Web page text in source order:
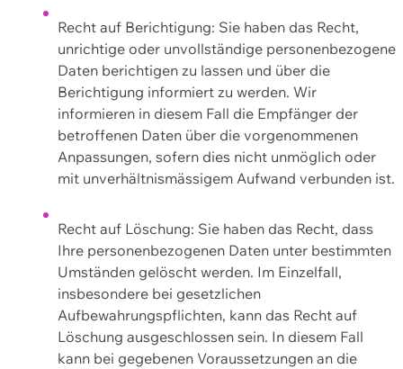
Recht auf Berichtigung: Sie haben das Recht,
unrichtige oder unvollständige personenbezogene
Daten berichtigen zu lassen und über die
Berichtigung informiert zu werden. Wir
informieren in diesem Fall die Empfänger der
betroffenen Daten über die vorgenommenen
Anpassungen, sofern dies nicht unmöglich oder
mit unverhältnismässigem Aufwand verbunden ist.
Recht auf Löschung: Sie haben das Recht, dass
Ihre personenbezogenen Daten unter bestimmten
Umständen gelöscht werden. Im Einzelfall,
insbesondere bei gesetzlichen
Aufbewahrungspflichten, kann das Recht auf
Löschung ausgeschlossen sein. In diesem Fall
kann bei gegebenen Voraussetzungen an die